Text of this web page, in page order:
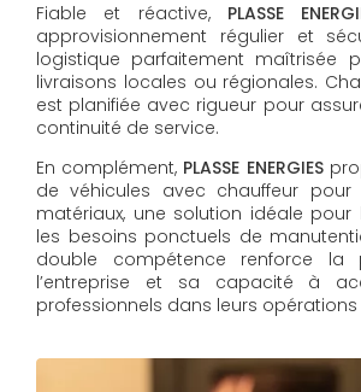
Fiable et réactive, PLASSE
approvisionnement régulier et
logistique parfaitement maîtrisée
livraisons locales ou régionales.
est planifiée avec rigueur pour
continuité de service.
En complément, PLASSE ENERGIES
de véhicules avec chauffeur
matériaux, une solution idéale
les besoins ponctuels de
double compétence renforce la
l’entreprise et sa capacité à
professionnels dans leurs